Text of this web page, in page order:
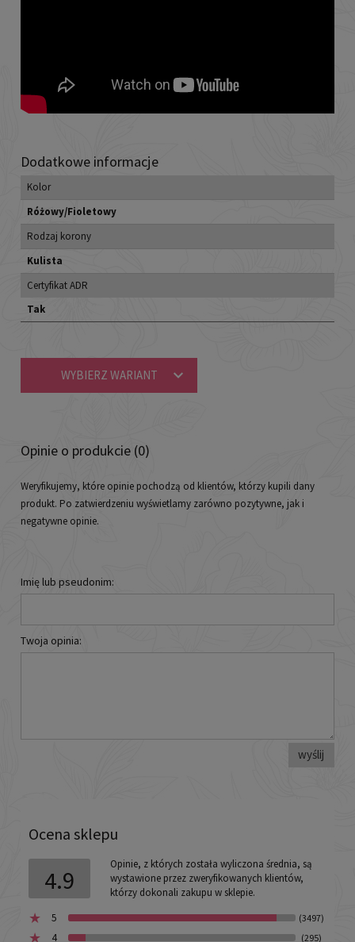
Dodatkowe informacje
Kolor
Różowy/Fioletowy
Rodzaj korony
Kulista
Certyfikat ADR
Tak
WYBIERZ WARIANT
Opinie o produkcie (0)
Weryfikujemy, które opinie pochodzą od klientów, którzy kupili dany
produkt. Po zatwierdzeniu wyświetlamy zarówno pozytywne, jak i
negatywne opinie.
Imię lub pseudonim:
Twoja opinia:
wyślij
Ocena sklepu
4.9
Opinie, z których została wyliczona średnia, są
wystawione przez zweryfikowanych klientów,
którzy dokonali zakupu w sklepie.
5
(3497)
4 (295)